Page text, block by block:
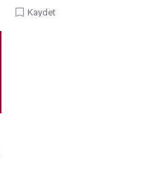
Kaydet